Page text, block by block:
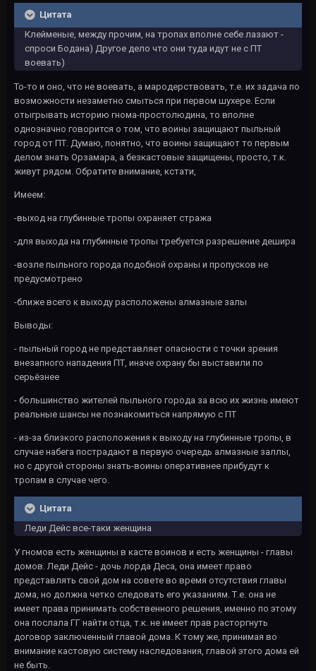
Цитата
Клейменые, между прочим, на тропах вполне себе лазают -
спроси Бодана) Другое дело что они туда идут не с ПТ
воевать)
То-то и оно, что не воевать, а мародерствовать, т.е. их задача по
возможности незаметно смыться при первом шухере. Если
отыгрывать историю гнома-простолюдина, то вполне
однозначно говорится о том, что воины защищают пыльный
город от ПТ. Думаю, понятно, что воины защищают то первым
делом знать Орзамара, а безкастовые защищены, просто, т.к.
живут рядом. Обратите внимание, кстати,
Имеем:
-выход на глубинные тропы охраняет стража
-для выхода на глубинные тропы требуется разрешение дешира
-возле пыльного города подобной охраны и пропусков не
предусмотрено
-ближе всего к выходу расположены алмазные залы
Выводы:
- пыльный город не представляет опасности с точки зрения
внезапного нападения ПТ, иначе охрану бы выставили по
серьёзнее
- большинство жителей пыльного города за всю их жизнь имеют
реальные шансы не познакомиться напрямую с ПТ
- из-за близкого расположения к выходу на глубинные тропы, в
случае набега пострадают в первую очередь алмазные заллы,
но с другой стороны знать-воины оперативнее прибудут к
тропам в случае чего.
Цитата
Леди Дейс все-таки женщина
У гномов есть женщины в касте воинов и есть женщины - главы
домов. Леди Дейс - дочь лорда Деса, она имеет право
представлять свой дом на совете во время отсутствия главы
дома, но должна четко следовать его указаниям. Т.е. она не
имеет права принимать собственного решения, именно по этому
она послала ГГ найти отца, т.к. не имеет прав расторгнуть
договор заключенный главой дома. К тому же, принимая во
внимание кастовую систему наследования, главой этого дома ей
не быть.